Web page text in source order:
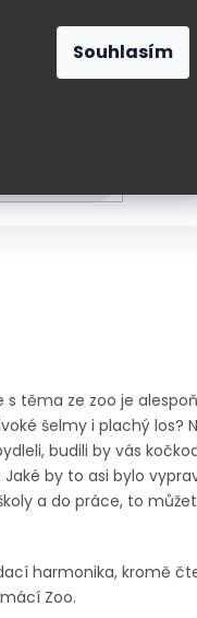
Souhlasím
s těma ze zoo je
šelmy i plachý los?
budili by vás
by to asi bylo
a do práce, to
harmonika, kromě
Zoo.